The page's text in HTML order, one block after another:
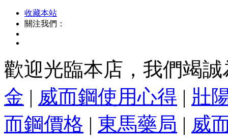
收藏本站
關注我們：
歡迎光臨本店，我們竭
金 | 威而鋼使用心得 | 壯
而鋼價格 | 東馬藥局 | 威